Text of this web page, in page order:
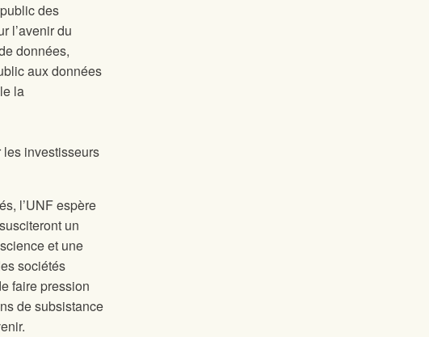
des
l’avenir du
données,
aux données
la
investisseurs
l’UNF espère
un
et une
sociétés
faire pression
de subsistance